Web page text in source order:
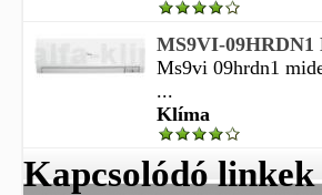
MS9VI-
Ms9vi 09hrdn1
...
Klíma
Kapcsolódó linkek